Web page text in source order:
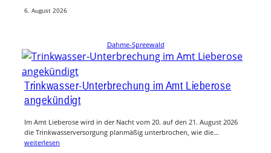
6. August 2026
Dahme-Spreewald
Trinkwasser-Unterbrechung im Amt Lieberose
angekündigt
Im Amt Lieberose wird in der Nacht vom 20. auf den 21. August 2026
die Trinkwasserversorgung planmäßig unterbrochen, wie die…
weiterlesen